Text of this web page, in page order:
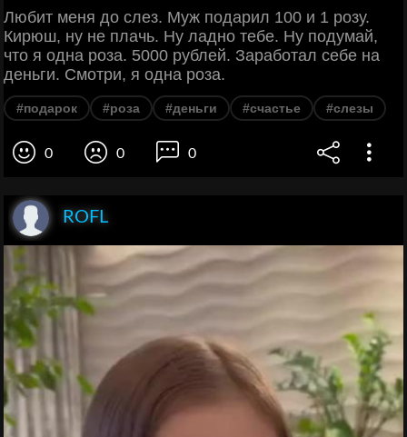
Любит меня до слез. Муж подарил 100 и 1 розу.
Кирюш, ну не плачь. Ну ладно тебе. Ну подумай,
что я одна роза. 5000 рублей. Заработал себе на
деньги. Смотри, я одна роза.
#подарок #роза #деньги #счастье #слезы
0 0 0
ROFL